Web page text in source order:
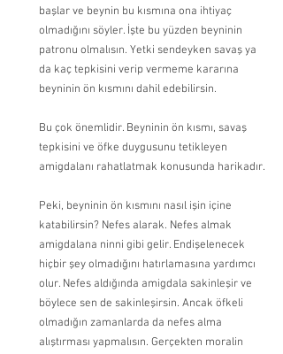
başlar ve beynin bu kısmına ona ihtiyaç
olmadığını söyler. İşte bu yüzden beyninin
patronu olmalısın. Yetki sendeyken savaş ya
da kaç tepkisini verip vermeme kararına
beyninin ön kısmını dahil edebilirsin.
Bu çok önemlidir. Beyninin ön kısmı, savaş
tepkisini ve öfke duygusunu tetikleyen
amigdalanı rahatlatmak konusunda harikadır.
Peki, beyninin ön kısmını nasıl işin içine
katabilirsin? Nefes alarak. Nefes almak
amigdalana ninni gibi gelir. Endişelenecek
hiçbir şey olmadığını hatırlamasına yardımcı
olur. Nefes aldığında amigdala sakinleşir ve
böylece sen de sakinleşirsin. Ancak öfkeli
olmadığın zamanlarda da nefes alma
alıştırması yapmalısın. Gerçekten moralin